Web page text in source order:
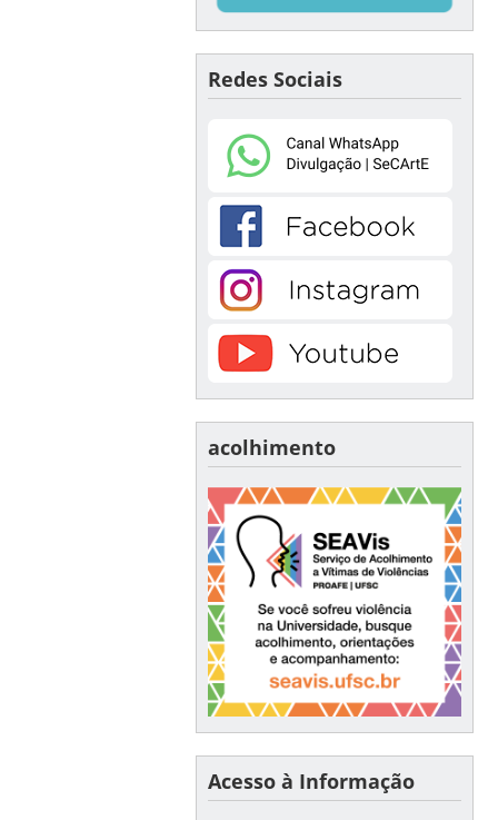
Redes Sociais
acolhimento
Acesso à Informação